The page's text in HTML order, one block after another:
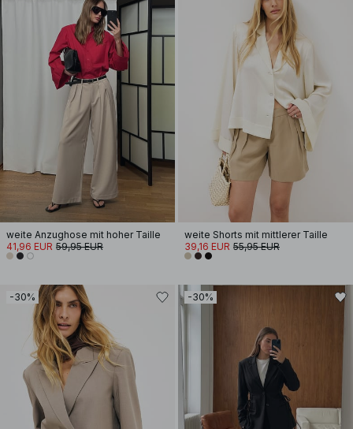
weite Anzughose mit hoher Taille
41,96 EUR 59,95 EUR
weite Shorts mit mittlerer Taille
39,16 EUR 55,95 EUR
-30% -30%